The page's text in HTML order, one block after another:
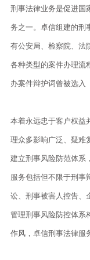
刑事法律业务是促进国
务之一。卓信组建的刑
有公安局、检察院、法
各种类型的案件办理流
办案件辩护词曾被选入
本着永远忠于客户权益
理众多影响广泛、疑难
建立刑事风险防范体系
服务包括但不限于刑事
讼、刑事被害人控告、
管理刑事风险防控体系
作风，卓信刑事法律服